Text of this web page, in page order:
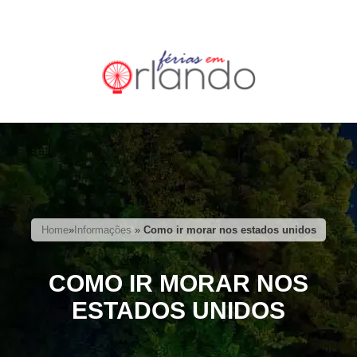
Home»Informações » Como ir morar nos estados unidos
COMO IR MORAR NOS
ESTADOS UNIDOS